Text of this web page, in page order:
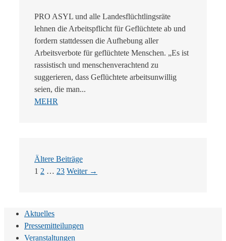
PRO ASYL und alle Landesflüchtlingsräte
lehnen die Arbeitspflicht für Geflüchtete ab und
fordern stattdessen die Aufhebung aller
Arbeitsverbote für geflüchtete Menschen. „Es ist
rassistisch und menschenverachtend zu
suggerieren, dass Geflüchtete arbeitsunwillig
seien, die man...
MEHR
Ältere Beiträge
Seite
1 Seite
2 … Seite
23 Weiter →
Aktuelles
Pressemitteilungen
Veranstaltungen